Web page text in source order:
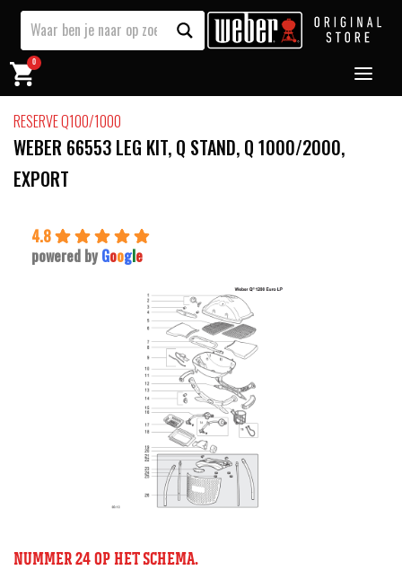
0
RESERVE Q100/1000
WEBER 66553 LEG KIT, Q STAND, Q 1000/2000,
EXPORT
4.8
powered by Google
NUMMER 24 OP HET SCHEMA.